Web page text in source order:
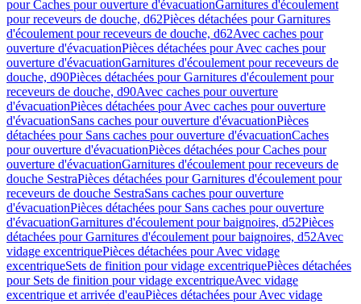
pour Caches pour ouverture d'évacuationGarnitures d'écoulement
pour receveurs de douche, d62Pièces détachées pour Garnitures
d'écoulement pour receveurs de douche, d62Avec caches pour
ouverture d'évacuationPièces détachées pour Avec caches pour
ouverture d'évacuationGarnitures d'écoulement pour receveurs de
douche, d90Pièces détachées pour Garnitures d'écoulement pour
receveurs de douche, d90Avec caches pour ouverture
d'évacuationPièces détachées pour Avec caches pour ouverture
d'évacuationSans caches pour ouverture d'évacuationPièces
détachées pour Sans caches pour ouverture d'évacuationCaches
pour ouverture d'évacuationPièces détachées pour Caches pour
ouverture d'évacuationGarnitures d'écoulement pour receveurs de
douche SestraPièces détachées pour Garnitures d'écoulement pour
receveurs de douche SestraSans caches pour ouverture
d'évacuationPièces détachées pour Sans caches pour ouverture
d'évacuationGarnitures d'écoulement pour baignoires, d52Pièces
détachées pour Garnitures d'écoulement pour baignoires, d52Avec
vidage excentriquePièces détachées pour Avec vidage
excentriqueSets de finition pour vidage excentriquePièces détachées
pour Sets de finition pour vidage excentriqueAvec vidage
excentrique et arrivée d'eauPièces détachées pour Avec vidage